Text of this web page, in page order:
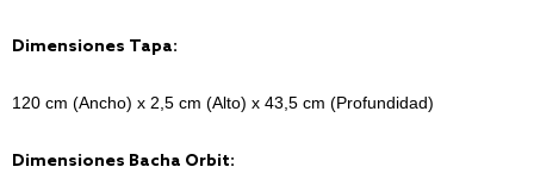
Dimensiones Tapa:
120 cm (Ancho) x 2,5 cm (Alto) x 43,5 cm (Profundidad)
Dimensiones Bacha Orbit: